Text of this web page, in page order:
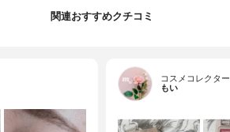
関連おすすめクチコミ
コスメコレクター
もい